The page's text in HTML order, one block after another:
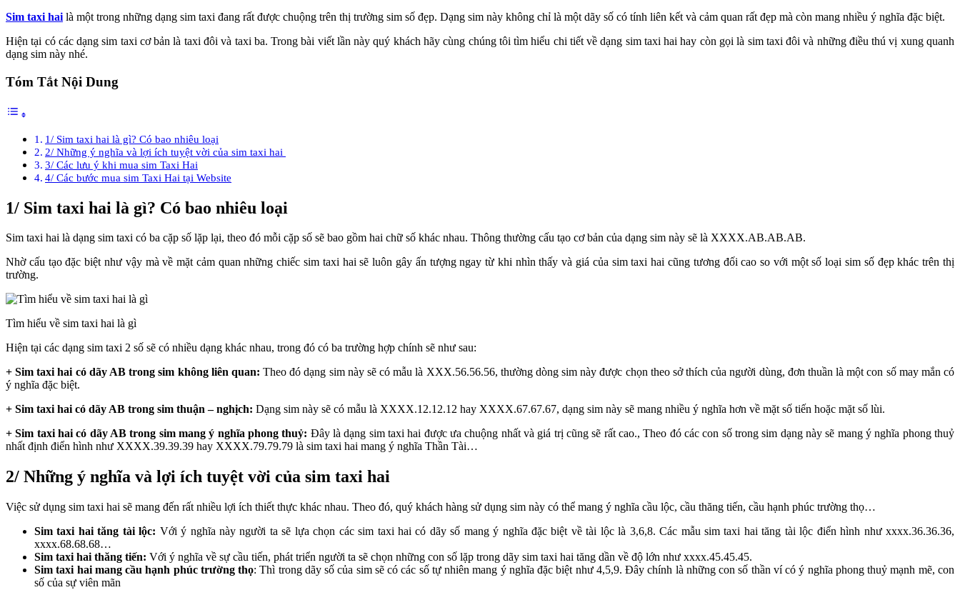
Sim taxi hai là một trong những dạng sim taxi đang rất được chuộng trên thị trường sim số đẹp. Dạng sim này không chỉ là một dãy số có tính liên kết và cảm quan rất đẹp mà còn mang nhiều ý nghĩa đặc biệt.
Hiện tại có các dạng sim taxi cơ bản là taxi đôi và taxi ba. Trong bài viết lần này quý khách hãy cùng chúng tôi tìm hiểu chi tiết về dạng sim taxi hai hay còn gọi là sim taxi đôi và những điều thú vị xung quanh
dạng sim này nhé.
Tóm Tắt Nội Dung
1/ Sim taxi hai là gì? Có bao nhiêu loại
2/ Những ý nghĩa và lợi ích tuyệt vời của sim taxi hai
3/ Các lưu ý khi mua sim Taxi Hai
4/ Các bước mua sim Taxi Hai tại Website
1/ Sim taxi hai là gì? Có bao nhiêu loại
Sim taxi hai là dạng sim taxi có ba cặp số lặp lại, theo đó mỗi cặp số sẽ bao gồm hai chữ số khác nhau. Thông thường cấu tạo cơ bản của dạng sim này sẽ là XXXX.AB.AB.AB.
Nhờ cấu tạo đặc biệt như vậy mà về mặt cảm quan những chiếc sim taxi hai sẽ luôn gây ấn tượng ngay từ khi nhìn thấy và giá của sim taxi hai cũng tương đối cao so với một số loại sim số đẹp khác trên thị
trường.
Tìm hiểu về sim taxi hai là gì
Hiện tại các dạng sim taxi 2 số sẽ có nhiều dạng khác nhau, trong đó có ba trường hợp chính sẽ như sau:
+ Sim taxi hai có dãy AB trong sim không liên quan: Theo đó dạng sim này sẽ có mẫu là XXX.56.56.56, thường dòng sim này được chọn theo sở thích của người dùng, đơn thuần là một con số may mắn có
ý nghĩa đặc biệt.
+ Sim taxi hai có dãy AB trong sim thuận – nghịch: Dạng sim này sẽ có mẫu là XXXX.12.12.12 hay XXXX.67.67.67, dạng sim này sẽ mang nhiều ý nghĩa hơn về mặt số tiến hoặc mặt số lùi.
+ Sim taxi hai có dãy AB trong sim mang ý nghĩa phong thuỷ: Đây là dạng sim taxi hai được ưa chuộng nhất và giá trị cũng sẽ rất cao., Theo đó các con số trong sim dạng này sẽ mang ý nghĩa phong thuỷ
nhất định điển hình như XXXX.39.39.39 hay XXXX.79.79.79 là sim taxi hai mang ý nghĩa Thần Tài…
2/ Những ý nghĩa và lợi ích tuyệt vời của sim taxi hai
Việc sử dụng sim taxi hai sẽ mang đến rất nhiều lợi ích thiết thực khác nhau. Theo đó, quý khách hàng sử dụng sim này có thể mang ý nghĩa cầu lộc, cầu thăng tiến, cầu hạnh phúc trường thọ…
Sim taxi hai tăng tài lộc: Với ý nghĩa này người ta sẽ lựa chọn các sim taxi hai có dãy số mang ý nghĩa đặc biệt về tài lộc là 3,6,8. Các mẫu sim taxi hai tăng tài lộc điển hình như xxxx.36.36.36,
xxxx.68.68.68…
Sim taxi hai thăng tiến: Với ý nghĩa về sự cầu tiến, phát triển người ta sẽ chọn những con số lặp trong dãy sim taxi hai tăng dần về độ lớn như xxxx.45.45.45.
Sim taxi hai mang cầu hạnh phúc trường thọ: Thì trong dãy số của sim sẽ có các số tự nhiên mang ý nghĩa đặc biệt như 4,5,9. Đây chính là những con số thần ví có ý nghĩa phong thuỷ mạnh mẽ, con
số của sự viên mãn